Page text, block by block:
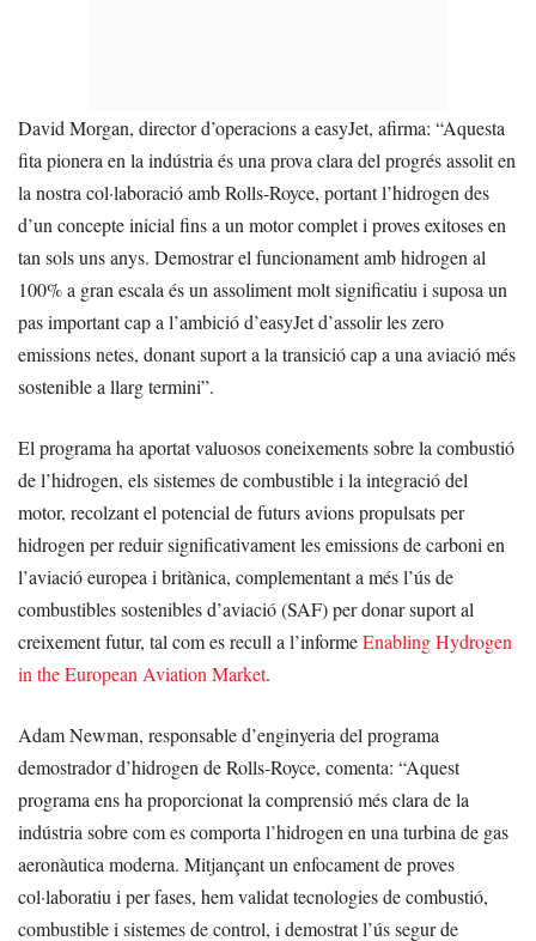
David Morgan, director d’operacions a easyJet, afirma: “Aquesta
fita pionera en la indústria és una prova clara del progrés assolit en
la nostra col·laboració amb Rolls-Royce, portant l’hidrogen des
d’un concepte inicial fins a un motor complet i proves exitoses en
tan sols uns anys. Demostrar el funcionament amb hidrogen al
100% a gran escala és un assoliment molt significatiu i suposa un
pas important cap a l’ambició d’easyJet d’assolir les zero
emissions netes, donant suport a la transició cap a una aviació més
sostenible a llarg termini”.
El programa ha aportat valuosos coneixements sobre la combustió
de l’hidrogen, els sistemes de combustible i la integració del
motor, recolzant el potencial de futurs avions propulsats per
hidrogen per reduir significativament les emissions de carboni en
l’aviació europea i britànica, complementant a més l’ús de
combustibles sostenibles d’aviació (SAF) per donar suport al
creixement futur, tal com es recull a l’informeEnabling Hydrogen
in the European Aviation Market.
Adam Newman, responsable d’enginyeria del programa
demostrador d’hidrogen de Rolls-Royce, comenta: “Aquest
programa ens ha proporcionat la comprensió més clara de la
indústria sobre com es comporta l’hidrogen en una turbina de gas
aeronàutica moderna. Mitjançant un enfocament de proves
col·laboratiu i per fases, hem validat tecnologies de combustió,
combustible i sistemes de control, i demostrat l’ús segur de